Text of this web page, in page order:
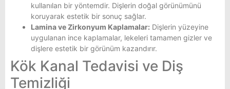
kullanılan bir yöntemdir. Dişlerin doğal görünümünü
koruyarak estetik bir sonuç sağlar.
Lamina ve Zirkonyum Kaplamalar: Dişlerin yüzeyine
uygulanan ince kaplamalar, lekeleri tamamen gizler ve
dişlere estetik bir görünüm kazandırır.
Kök Kanal Tedavisi ve Diş
Temizliği